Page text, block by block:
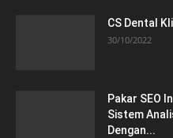
CS Dental
30/10/2022
Pakar SEO
Sistem
Dengan...